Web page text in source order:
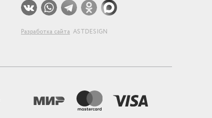
Разработка сайта ASTDESIGN